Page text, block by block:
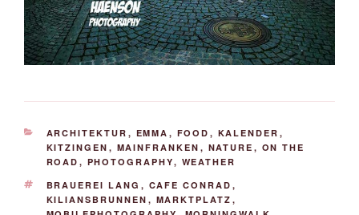
KATEGORIEN
ARCHITEKTUR , EMMA , FOOD , KALENDER ,
KITZINGEN , MAINFRANKEN , NATURE , ON THE
ROAD , PHOTOGRAPHY, WEATHER
SCHLAGWÖRTER
BRAUEREI LANG , CAFE CONRAD ,
KILIANSBRUNNEN , MARKTPLATZ ,